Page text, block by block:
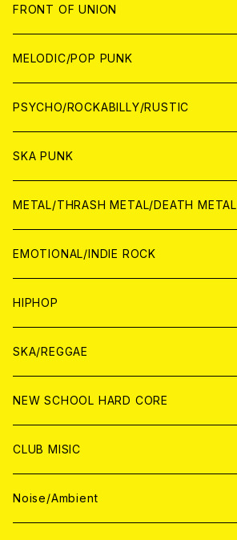
JAPAN
アナログ
CD
WORLD
アナログ
CD
FRONT OF UNION
MELODIC/POP PUNK
JAPAN
CD
ANALOG
WORLD
CD
ANALOG
PSYCHO/ROCKABILLY/RUSTIC
JAPAN
CD
ANALOG
WORLD
CD
ANALOG
SKA PUNK
JAPAN
CD
ANALOG
WORLD
CD
ANALOG
METAL/THRASH METAL/DEATH METAL
JAPAN
CD
ANALOG
WORLD
ANALOG
CD
EMOTIONAL/INDIE ROCK
JAPAN
CD
ANALOG
WORLD
CD
ANALOG
HIPHOP
JAPAN
CD
ANALOG
WORLD
CD
ANALOG
SKA/REGGAE
JAPAN
CD
ANALOG
WORLD
CD
NEW SCHOOL HARD CORE
JAPAN
CD
WORLD
CLUB MISIC
JAPAN
Noise/Ambient